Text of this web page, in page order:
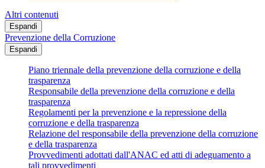
Altri contenuti
Espandi
Prevenzione della Corruzione
Espandi
Piano triennale della prevenzione della corruzione e della
trasparenza
Responsabile della prevenzione della corruzione e della
trasparenza
Regolamenti per la prevenzione e la repressione della
corruzione e della trasparenza
Relazione del responsabile della prevenzione della corruzione
e della trasparenza
Provvedimenti adottati dall'ANAC ed atti di adeguamento a
tali provvedimenti